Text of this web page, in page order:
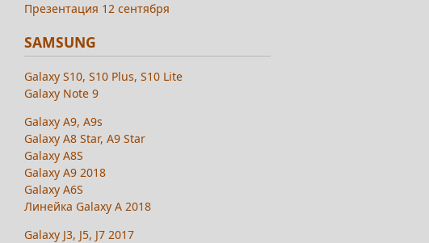
Презентация 12 сентября
SAMSUNG
Galaxy S10, S10 Plus, S10 Lite
Galaxy Note 9
Galaxy A9, A9s
Galaxy A8 Star, A9 Star
Galaxy A8S
Galaxy A9 2018
Galaxy A6S
Линейка Galaxy A 2018
Galaxy J3, J5, J7 2017